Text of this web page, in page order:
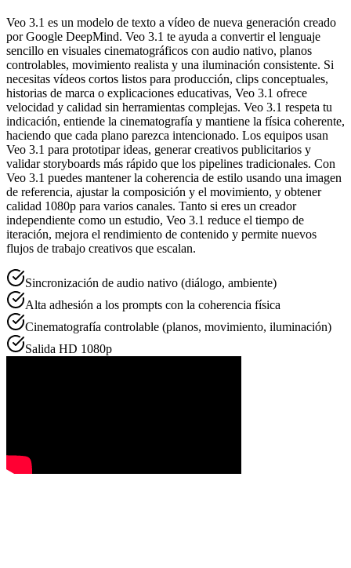
Veo 3.1 es un modelo de texto a vídeo de nueva generación creado
por Google DeepMind. Veo 3.1 te ayuda a convertir el lenguaje
sencillo en visuales cinematográficos con audio nativo, planos
controlables, movimiento realista y una iluminación consistente. Si
necesitas vídeos cortos listos para producción, clips conceptuales,
historias de marca o explicaciones educativas, Veo 3.1 ofrece
velocidad y calidad sin herramientas complejas. Veo 3.1 respeta tu
indicación, entiende la cinematografía y mantiene la física coherente,
haciendo que cada plano parezca intencionado. Los equipos usan
Veo 3.1 para prototipar ideas, generar creativos publicitarios y
validar storyboards más rápido que los pipelines tradicionales. Con
Veo 3.1 puedes mantener la coherencia de estilo usando una imagen
de referencia, ajustar la composición y el movimiento, y obtener
calidad 1080p para varios canales. Tanto si eres un creador
independiente como un estudio, Veo 3.1 reduce el tiempo de
iteración, mejora el rendimiento de contenido y permite nuevos
flujos de trabajo creativos que escalan.
Sincronización de audio nativo (diálogo, ambiente)
Alta adhesión a los prompts con la coherencia física
Cinematografía controlable (planos, movimiento, iluminación)
Salida HD 1080p